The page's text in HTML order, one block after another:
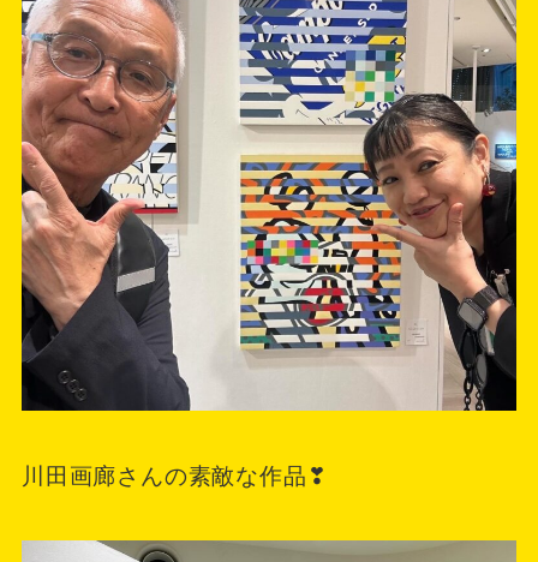
川田画廊さんの素敵な作品❣